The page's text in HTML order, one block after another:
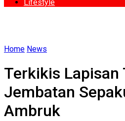
Lifestyle
Home News
Terkikis Lapisan
Jembatan
Ambruk